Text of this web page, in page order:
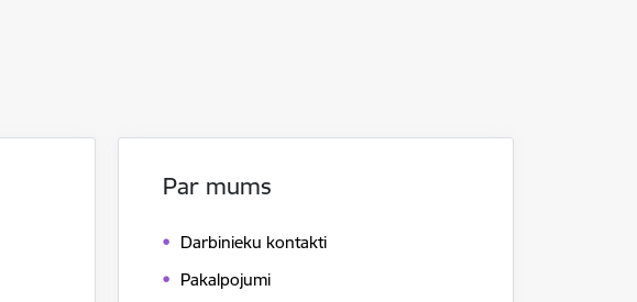
Par mums
Darbinieku kontakti
Pakalpojumi